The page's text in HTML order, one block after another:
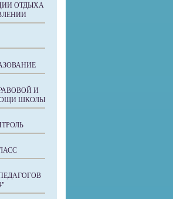
ОТДЫХА
И
ШКОЛЫ